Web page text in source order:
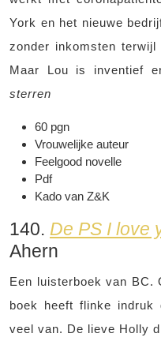
York en het nieuwe
zonder inkomsten
Maar Lou is inventief
sterren
60 pgn
Vrouwelijke auteur
Feelgood novelle
Pdf
Kado van Z&K
140. De PS I love
Ahern
Een luisterboek van BC.
boek heeft flinke
veel van. De lieve Holly